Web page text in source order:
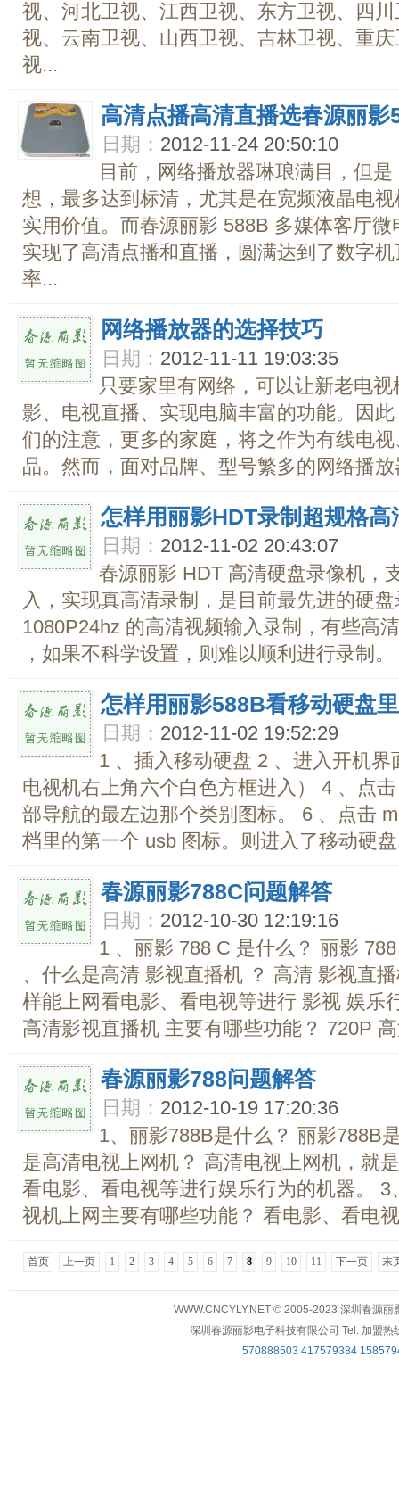
视、河北卫视、江西卫视、东方卫视、四
视、云南卫视、山西卫视、吉林卫视、重
视...
高清点播高清直播选春源丽影
日期： 2012-11-24 20:50:10
目前，网络播放器琳琅满目，但
想，最多达到标清，尤其是在宽频液晶电
实用价值。而春源丽影 588B 多媒体客厅
实现了高清点播和直播，圆满达到了数字
率...
网络播放器的选择技巧
日期： 2012-11-11 19:03:35
只要家里有网络，可以让新老电
影、电视直播、实现电脑丰富的功能。因
们的注意，更多的家庭，将之作为有线电
品。然而，面对品牌、型号繁多的网络播
怎样用丽影HDT录制超规格高
日期： 2012-11-02 20:43:07
春源丽影 HDT 高清硬盘录像机，
入，实现真高清录制，是目前最先进的硬
1080P24hz 的高清视频输入录制，有些高
，如果不科学设置，则难以顺利进行录制
怎样用丽影588B看移动硬盘
日期： 2012-11-02 19:52:29
1 、插入移动硬盘 2 、进入开机
电视机右上角六个白色方框进入） 4 、点
部导航的最左边那个类别图标。 6 、点击
档里的第一个 usb 图标。则进入了移动硬
春源丽影788C问题解答
日期： 2012-10-30 12:19:16
1 、丽影 788 C 是什么？ 丽影
、什么是高清 影视直播机 ？ 高清 影视直
样能上网看电影、看电视等进行 影视 娱乐
高清影视直播机 主要有哪些功能？ 720P
春源丽影788问题解答
日期： 2012-10-19 17:20:36
1、丽影788B是什么？ 丽影788B
是高清电视上网机？ 高清电视上网机，就
看电影、看电视等进行娱乐行为的机器。
视机上网主要有哪些功能？ 看电影、看电
首页 上一页 1 2 3 4 5 6 7 8 9 10 11 下一页 末
WWW.CNCYLY.NET © 2005-2023 深圳春源
深圳春源丽影电子科技有限公司 Tel: 加盟
570888503 417579384